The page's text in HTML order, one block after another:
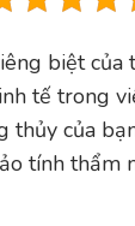
biệt
tế trong
của
tính thẩm